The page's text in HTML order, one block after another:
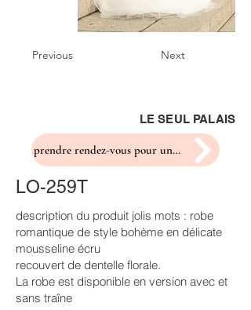
Previous Next
LE SEUL PALAIS
prendre rendez-vous pour un essayage
LO-259T
description du produit jolis mots : robe
romantique de style bohème en délicate
mousseline écru
recouvert de dentelle florale.
La robe est disponible en version avec et
sans traîne